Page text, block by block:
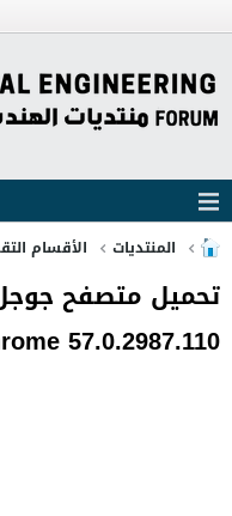
المنتديات الأقسام
تحميل متصفح
57.0.2987.110